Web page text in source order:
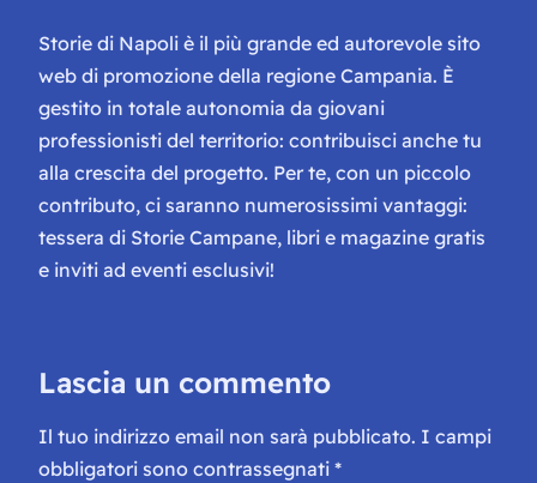
Storie di Napoli è il più grande ed autorevole sito
web di promozione della regione Campania. È
gestito in totale autonomia da giovani
professionisti del territorio: contribuisci anche tu
alla crescita del progetto. Per te, con un piccolo
contributo, ci saranno numerosissimi vantaggi:
tessera di Storie Campane, libri e magazine gratis
e inviti ad eventi esclusivi!
Lascia un commento
Il tuo indirizzo email non sarà pubblicato. I campi
obbligatori sono contrassegnati *